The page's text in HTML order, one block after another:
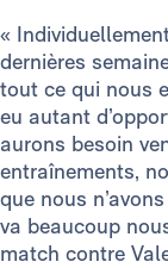
«
dernières
tout ce qui nous
eu autant
aurons besoin
entraînements,
que nous
va beaucoup
match contre